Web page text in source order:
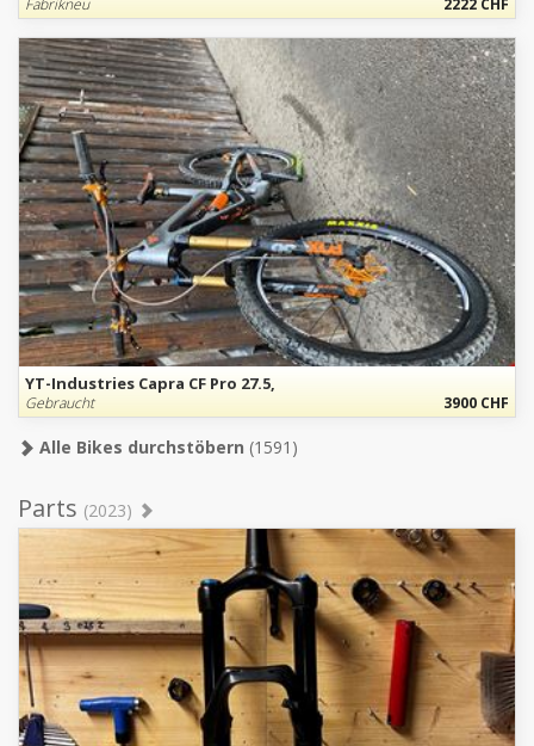
Fabrikneu 2222 CHF
YT-Industries Capra CF Pro 27.5,
Gebraucht 3900 CHF
Alle Bikes durchstöbern (1591)
Parts (2023)